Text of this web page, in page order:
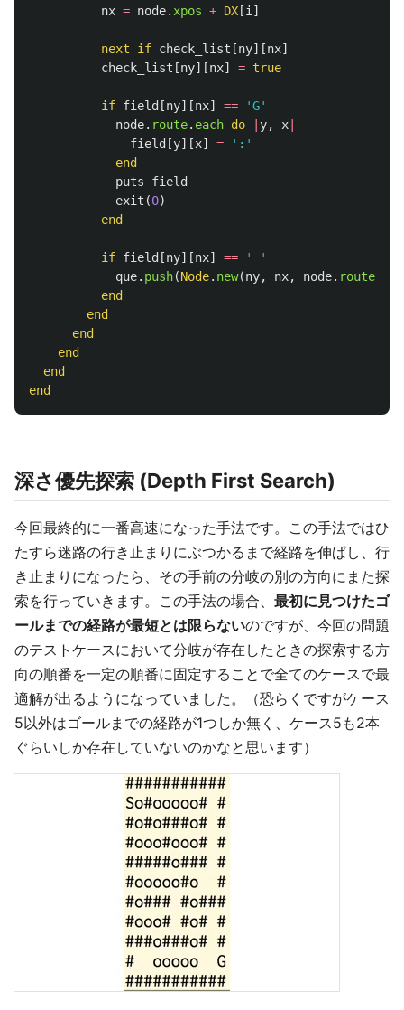
nx = node. xpos + DX [i ]
next if check_list [ny][nx]
check_list [ny][nx] = true
if field [ny][nx] ==
'G'
node. route. each do y, x
field [y][x] =
':'
end
puts
field
exit (0)
end
if field [ny][nx] ==
' '
que. push(Node. new(ny, nx, node. route
end
end
end
end
end
end
深さ優先探索 (Depth First Search)
今回最終的に一番高速になった手法です。この手法ではひ
たすら迷路の行き止まりにぶつかるまで経路を伸ばし、行
き止まりになったら、その手前の分岐の別の方向にまた探
索を行っていきます。この手法の場合、 最初に見つけたゴ
ールまでの経路が最短とは限らないのですが、今回の問題
のテストケースにおいて分岐が存在したときの探索する方
向の順番を一定の順番に固定することで全てのケースで最
適解が出るようになっていました。（恐らくですがケース
5以外はゴールまでの経路が1つしか無く、ケース5も2本
ぐらいしか存在していないのかなと思います）